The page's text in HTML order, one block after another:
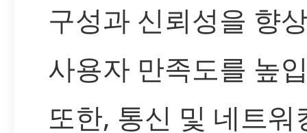
구성과 신뢰성을 향
사용자 만족도를 높
또한, 통신 및 네트워